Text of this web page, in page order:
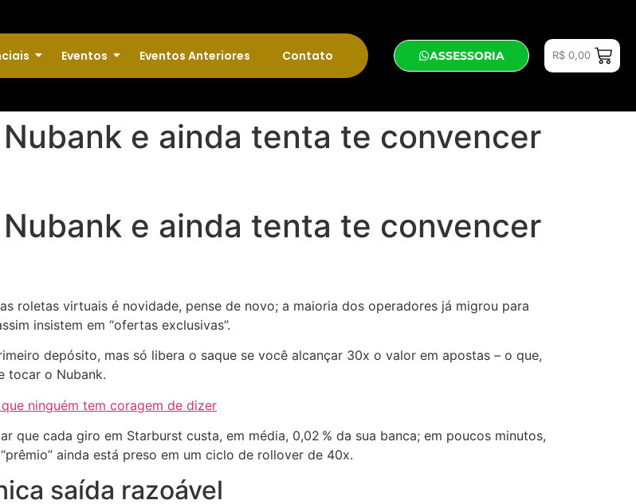
Eventos Eventos Anteriores Contato ASSESSORIA R$ 0,00
e ainda tenta te convencer
e ainda tenta te convencer
roletas virtuais é novidade, pense de novo; a maioria dos operadores já migrou para
insistem em “ofertas exclusivas”.
depósito, mas só libera o saque se você alcançar 30x o valor em apostas – o que,
tocar o Nubank.
ninguém tem coragem de dizer
que cada giro em Starburst custa, em média, 0,02 % da sua banca; em poucos minutos,
ainda está preso em um ciclo de rollover de 40x.
saída razoável